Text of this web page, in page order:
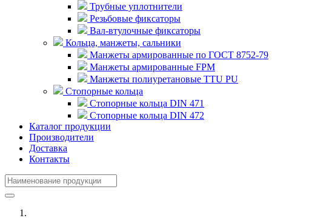
Трубные уплотнители
Резьбовые фиксаторы
Вал-втулочные фиксаторы
Кольца, манжеты, сальники
Манжеты армированные по ГОСТ 8752-79
Манжеты армированные FPM
Манжеты полиуретановые TTU PU
Стопорные кольца
Стопорные кольца DIN 471
Стопорные кольца DIN 472
Каталог продукции
Производители
Доставка
Контакты